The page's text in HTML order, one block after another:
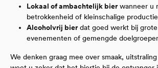
Lokaal of ambachtelijk bierwanneer u
betrokkenheid of kleinschalige
Alcoholvrij bierdat goed werkt bij grote
evenementen of gemengde
We denken graag mee over smaak,